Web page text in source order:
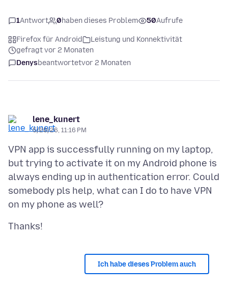
1Antwort 0haben dieses Problem 50Aufrufe
Firefox für Android
Leistung und Konnektivität
gefragt vor 2 Monaten
Denysbeantwortetvor 2 Monaten
lene_kunert
5/20/26, 11:16 PM
VPN app is successfully running on my laptop,
but trying to activate it on my Android phone is
always ending up in authentication error. Could
somebody pls help, what can I do to have VPN
Ich habe dieses Problem auch